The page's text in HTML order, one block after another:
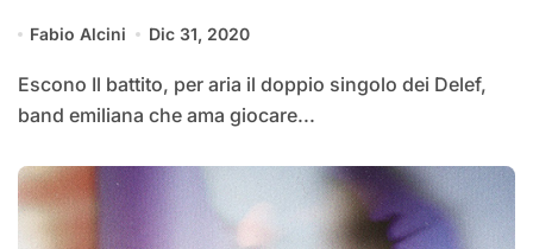
Fabio Alcini Dic 31, 2020
Escono Il battito, per aria il doppio singolo dei Delef,
band emiliana che ama giocare...